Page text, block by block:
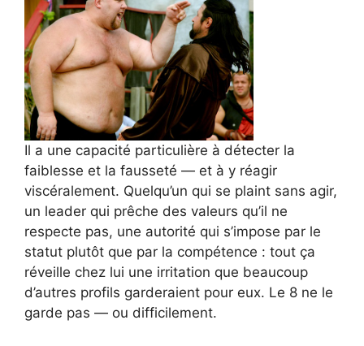
Il a une capacité particulière à détecter la
faiblesse et la fausseté — et à y réagir
viscéralement. Quelqu’un qui se plaint sans agir,
un leader qui prêche des valeurs qu’il ne
respecte pas, une autorité qui s’impose par le
statut plutôt que par la compétence : tout ça
réveille chez lui une irritation que beaucoup
d’autres profils garderaient pour eux. Le 8 ne le
garde pas — ou difficilement.